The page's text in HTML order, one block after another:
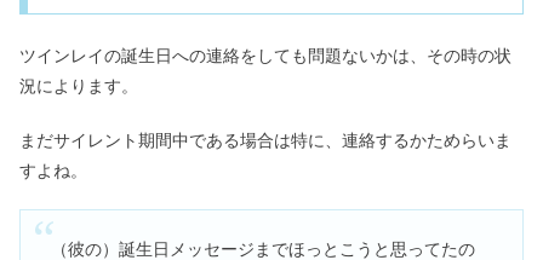
ツインレイの誕生日への連絡をしても問題ないかは、その時の状
況によります。
まだサイレント期間中である場合は特に、連絡するかためらいま
すよね。
（彼の）誕生日メッセージまでほっとこうと思ってたの